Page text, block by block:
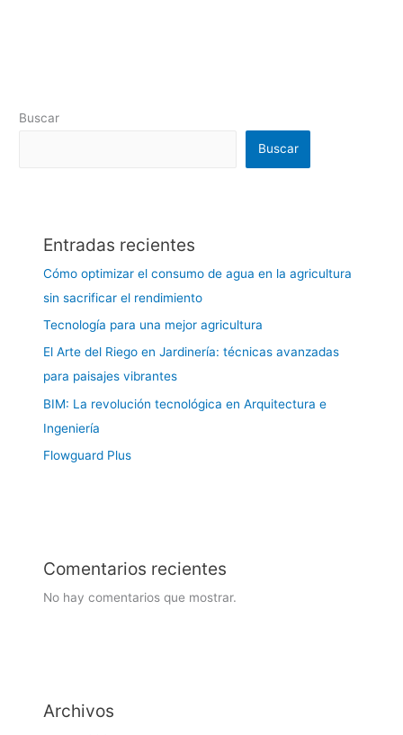
Buscar
Buscar
Entradas recientes
Cómo optimizar el consumo de agua en la agricultura
sin sacrificar el rendimiento
Tecnología para una mejor agricultura
El Arte del Riego en Jardinería: técnicas avanzadas
para paisajes vibrantes
BIM: La revolución tecnológica en Arquitectura e
Ingeniería
Flowguard Plus
Comentarios recientes
No hay comentarios que mostrar.
Archivos